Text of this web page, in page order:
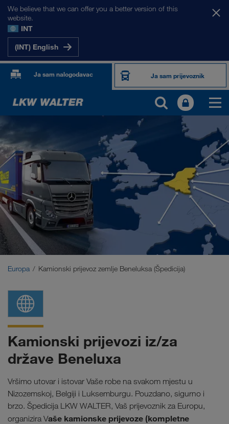
We believe that we can offer you a better version of this
website.
INT
(INT) English
Ja sam nalogodavac Ja sam prijevoznik
NAŠA TRŽIŠTA
Europa
Srednja Azija
Rusija
Bliski Istok
Europa Kamionski prijevoz zemlje Beneluksa (Špedicija)
Kamionski prijevozi iz/za
države Beneluxa
Vršimo utovar i istovar Vaše robe na svakom mjestu u
Nizozemskoj, Belgiji i Luksemburgu. Pouzdano, sigurno i
brzo. Špedicija LKW WALTER, Vaš prijevoznik za Europu,
organizira Vaše kamionske prijevoze (kompletne